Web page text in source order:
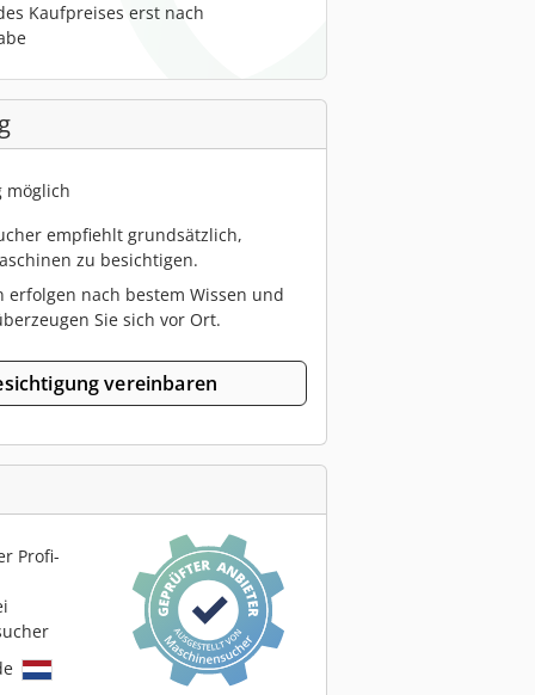
Kaufpreises erst nach
möglich
empfiehlt grundsätzlich,
zu besichtigen.
erfolgen nach bestem Wissen und
Sie sich vor Ort.
vereinbaren
Profi-